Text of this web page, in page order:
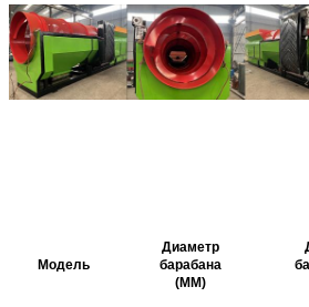
Модель
Диаметр
барабана
(MM)